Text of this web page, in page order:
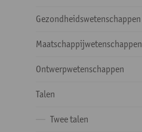
Gezondheidswetenschappen
Maatschappijwetenschappen
Ontwerpwetenschappen
Talen
Twee talen